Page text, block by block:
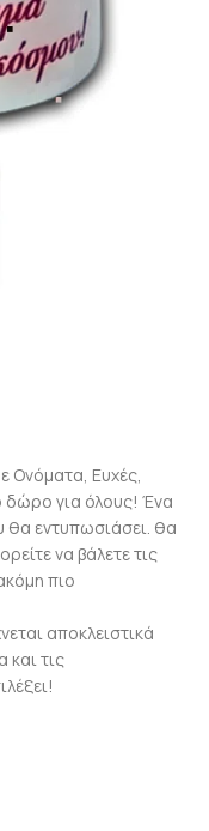
Ονόματα, Ευχές,
δώρο για όλους! Ένα
εντυπωσιάσει. θα
να βάλετε τις
πιο
αποκλειστικά
και τις